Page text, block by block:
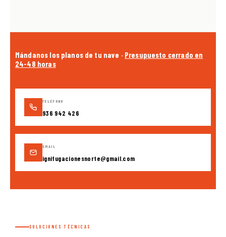
Mándanos los planos de tu nave · Presupuesto cerrado en
24-48 horas
TELÉFONO
936 942 426
EMAIL
ignifugacionesnorte@gmail.com
SOLUCIONES TÉCNICAS